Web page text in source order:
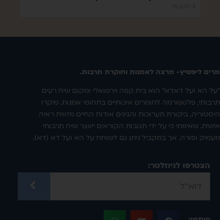
מרים ליפשיץ- מרצה לאמנות וחוקרת תרבות.
"על הא ועל דאדא" הוא בית קפה וירטואלי ומקום שיח רעים
תרבותי, פלטפורמה לחומרים איכותיים בתחומי אמנות, מיקרו
היסטוריה, ביקורת תערוכות והגיגים אודות החיים מזווית ראיה
אישית. שאיפתי כי על ידי תגובות הקוראים ייווצר שיח תרבותי
מעמיק ופורה. אך במקביל ניתן גם לשוחח על הא ועל דא (דא).
הצטרפו לניוזלטר: